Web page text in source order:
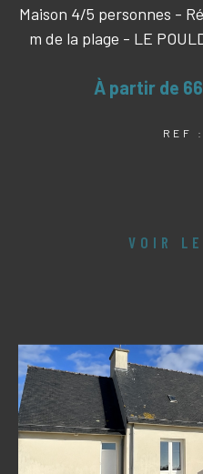
Maison 4/5 personnes -
m de la plage - LE
À partir de
REF
VOIR